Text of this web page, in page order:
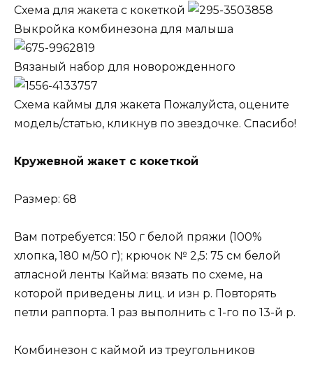
Схема для жакета с кокеткой
Выкройка комбинезона для малыша
Вязаный набор для новорожденного
Схема каймы для жакета Пожалуйста, оцените
модель/статью, кликнув по звездочке. Спасибо!
Кружевной жакет с кокеткой
Размер: 68
Вам потребуется: 150 г белой пряжи (100%
хлопка, 180 м/50 г); крючок № 2,5: 75 см белой
атласной ленты Кайма: вязать по схеме, на
которой приведены лиц. и изн р. Повторять
петли раппорта. 1 раз выполнить с 1-го по 13-й р.
Комбинезон с каймой из треугольников